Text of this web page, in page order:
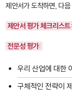
제안서가 도착하면, 다
제안서 평가 체크리스트:
전문성 평가:
우리 산업에 대한
구체적인 전략이